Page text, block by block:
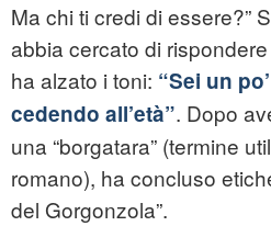
Ma chi ti credi di essere?”
abbia cercato di
ha alzato i toni: “Sei un
cedendo all’età”. Dopo
una “borgatara” (termine
romano), ha concluso
del Gorgonzola”.